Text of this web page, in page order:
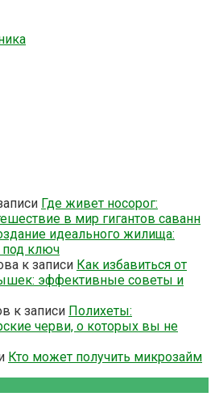
Где живет носорог:
в мир гигантов саванн
идеального жилища:
под ключ
к записи Как избавиться от
эффективные советы и
к записи Полихеты:
черви, о которых вы не
Кто может получить микрозайм